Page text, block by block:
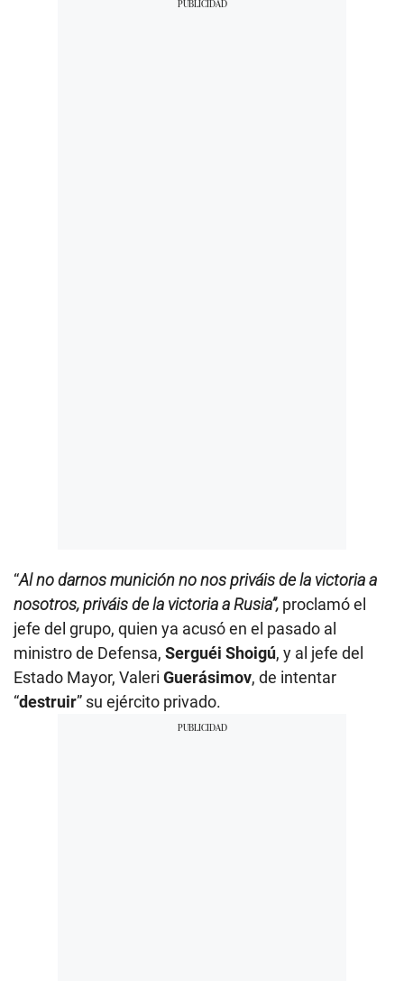
“Al no darnos munición no nos priváis de la victoria a
nosotros, priváis de la victoria a Rusia”, proclamó el
jefe del grupo, quien ya acusó en el pasado al
ministro de Defensa, Serguéi Shoigú, y al jefe del
Estado Mayor, Valeri Guerásimov, de intentar
“destruir” su ejército privado.